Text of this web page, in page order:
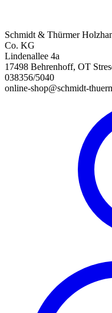
Schmidt & Thürmer
Co. KG
Lindenallee 4a
17498 Behrenhoff, OT
038356/5040
online-shop@schmidt-